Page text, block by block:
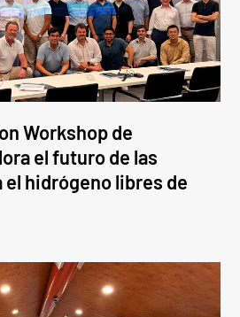
Workshop de
el futuro de las
hidrógeno libres de